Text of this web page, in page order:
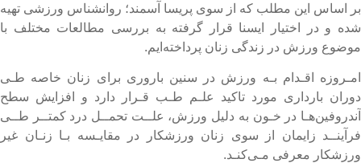
اساس این مطلب که از سوی پریسا آسمند؛ روانشناس ورزشی تهیه
و در اختیار ایسنا قرار گرفته به بررسی مطالعات مختلف با
ورزش در زندگی زنان پرداخته‌ایم.
اقـدام بـه ورزش در سنین باروری برای زنان خاصه طـی
بارداری مورد تاکید علـم طـب قـرار دارد و افزایش سطح
در خـون به دلیل ورزش، علــت تحمــل درد کمتــر طــی
زایمان از سوی زنان ورزشکار در مقایـسه بـا زنـان غیر
معرفی مـی‌کنـد.